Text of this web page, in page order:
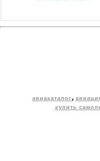
авиакаталог,
купить